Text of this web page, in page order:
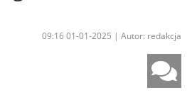
09:16 01-01-2025 | Autor: redakcja